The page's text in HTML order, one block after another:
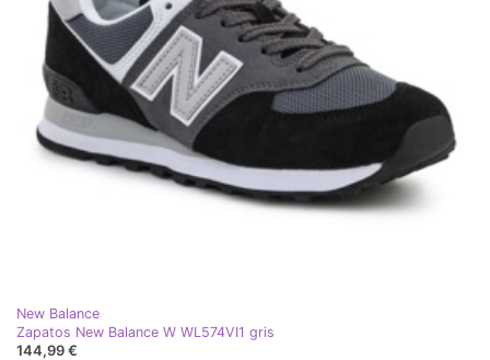
New Balance
Zapatos New Balance W WL574VI1 gris
144,99 €